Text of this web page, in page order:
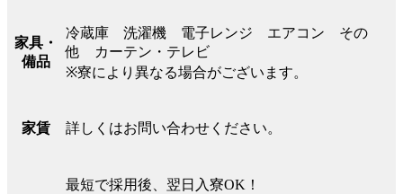
家具・
備品
冷蔵庫 洗濯機 電子レンジ エアコン その
他 カーテン・テレビ
※寮により異なる場合がございます。
家賃 詳しくはお問い合わせください。
最短で採用後、翌日入寮OK！